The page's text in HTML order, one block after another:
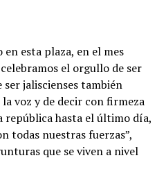
en esta plaza, en el mes
el orgullo de ser
jaliscienses también
voz y de decir con firmeza
república hasta el último día,
todas nuestras fuerzas”,
que se viven a nivel